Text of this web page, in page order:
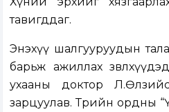
тавигддаг.
Энэхүү шалгууруудын
барьж ажиллах
ухааны доктор
зарцуулав. Төрийн ордны